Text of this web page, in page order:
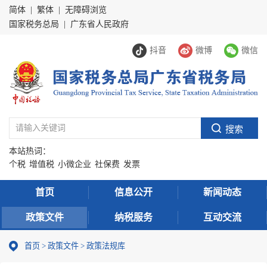
简体 繁体
无障碍浏览
国家税务总局
广东省人民政府
抖音 微博 微信
本站热词：
个税 增值税 小微企业 社保费 发票
首页 信息公开 新闻动态
政策文件 纳税服务 互动交流
首页 > 政策文件 > 政策法规库